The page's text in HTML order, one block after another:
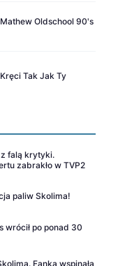
Oldschool 90's
Tak Jak Ty
falą krytyki.
zabrakło w TVP2
paliw Skolima!
wrócił po ponad 30
Fanka wspinała